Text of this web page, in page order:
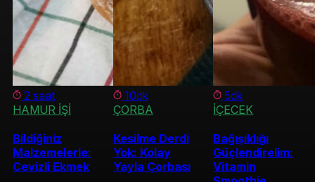
2 saat
HAMUR İŞİ
Bildiğiniz
Malzemelerle:
Cevizli Ekmek
10dk
ÇORBA
Kesilme Derdi
Yok: Kolay
Yayla Çorbası
5dk
İÇECEK
Bağışıklığı
Güçlendirelim:
Vitamin